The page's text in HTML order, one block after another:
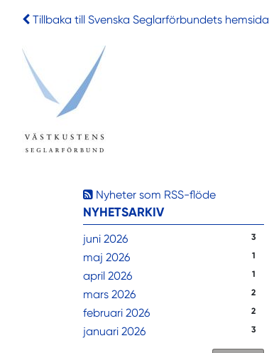
Tillbaka till Svenska Seglarförbundets hemsida
Nyheter som RSS-flöde
NYHETSARKIV
juni 2026 3
maj 2026 1
april 2026 1
mars 2026 2
februari 2026 2
januari 2026 3